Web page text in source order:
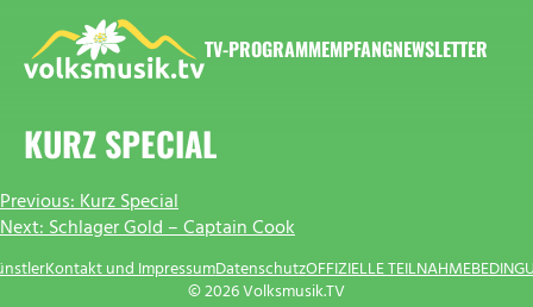
Inhalt
springen
TV-PROGRAMMEMPFANGNEWSLETTER
KURZ SPECIAL
BEITRAGSNAVIGATION
Previous:Kurz Special
Next:Schlager Gold – Captain Cook
© 2026 Volksmusik.TV
Kontakt und ImpressumDatenschutzOFFIZIELLE